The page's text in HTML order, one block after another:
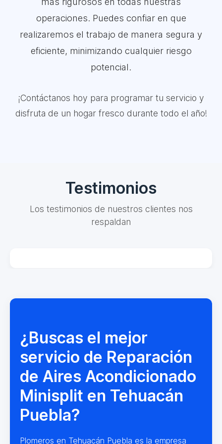
operaciones. Puedes confiar en que
realizaremos el trabajo de manera segura y
eficiente, minimizando cualquier riesgo
potencial.
¡Contáctanos hoy para programar tu servicio y
disfruta de un hogar fresco durante todo el año!
Testimonios
Los testimonios de nuestros clientes nos
respaldan
¿Buscas el mejor
servicio de Reparación
de Aires Acondicionado
Minisplit en Tehuacán
Puebla?
Plomeros en Tehuacán Puebla es la empresa